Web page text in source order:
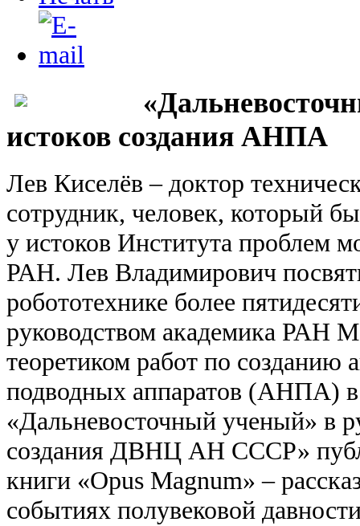
истоков создания АНПА
Лев Киселёв – доктор
сотрудник, человек, который
у истоков Института проблем
РАН. Лев Владимирович
робототехнике более
руководством академика РАН
теоретиком работ по
подводных аппаратов (АНПА)
«Дальневосточный ученый» в
создания ДВНЦ АН СССР»
книги «Opus Magnum» –
событиях полувековой